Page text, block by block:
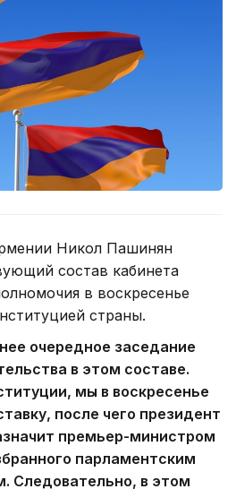
Никол Пашинян
состав кабинета
в воскресенье
страны.
очередное заседание
в этом составе.
мы в воскресенье
после чего президент
премьер-министром
парламентским
Следовательно, в этом